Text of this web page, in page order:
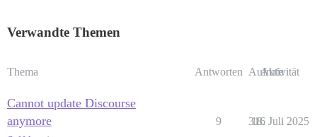
Verwandte Themen
Thema Antworten Aufrufe
Aktivität
Cannot update Discourse
anymore
9 316
18. Juli 2025